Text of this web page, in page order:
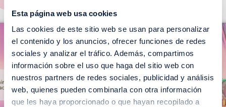
Esta página web usa cookies
Las cookies de este sitio web se usan para personalizar
el contenido y los anuncios, ofrecer funciones de redes
sociales y analizar el tráfico. Además, compartimos
información sobre el uso que haga del sitio web con
nuestros partners de redes sociales, publicidad y análisis
web, quienes pueden combinarla con otra información
que les haya proporcionado o que hayan recopilado a
m
a
g
n
I
m